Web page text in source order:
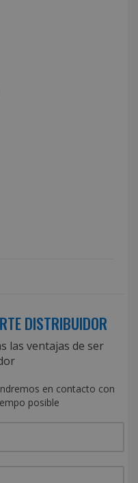
DISTRIBUIDOR
las ventajas de ser
en contacto con
posible